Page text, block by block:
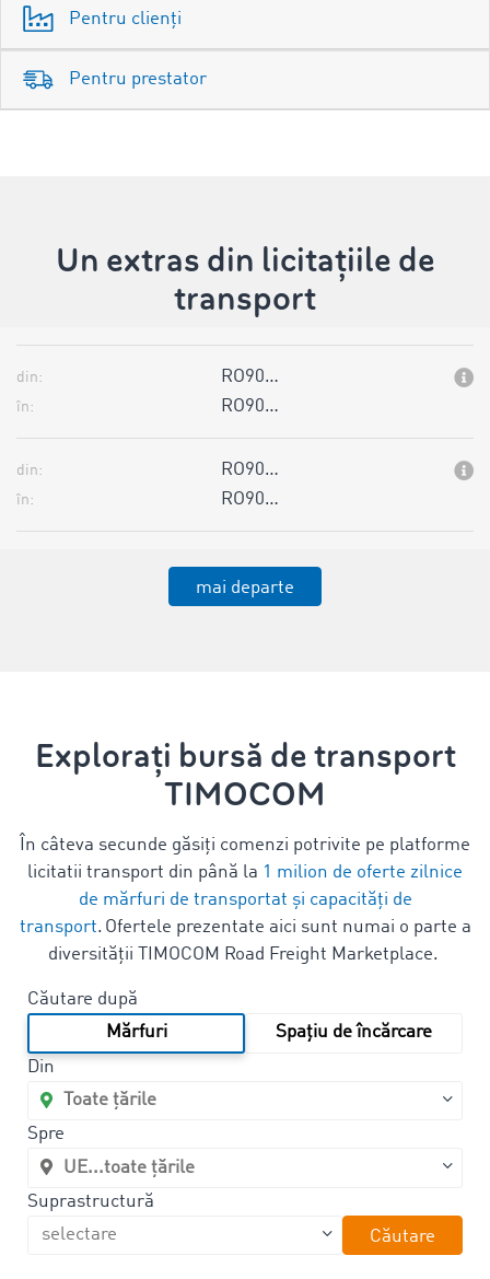
Pentru clienți
Pentru prestator
Un extras din licitațiile de
transport
din: RO90…
în: RO90…
din: RO90…
în: RO90…
mai departe
Explorați bursă de transport
TIMOCOM
În câteva secunde găsiți comenzi potrivite pe platforme
licitatii transport din până la 1 milion de oferte zilnice
de mărfuri de transportat și capacități de
transport. Ofertele prezentate aici sunt numai o parte a
diversității TIMOCOM Road Freight Marketplace.
Căutare după
Mărfuri
Spațiu de încărcare
Din
Spre
Suprastructură
Căutare